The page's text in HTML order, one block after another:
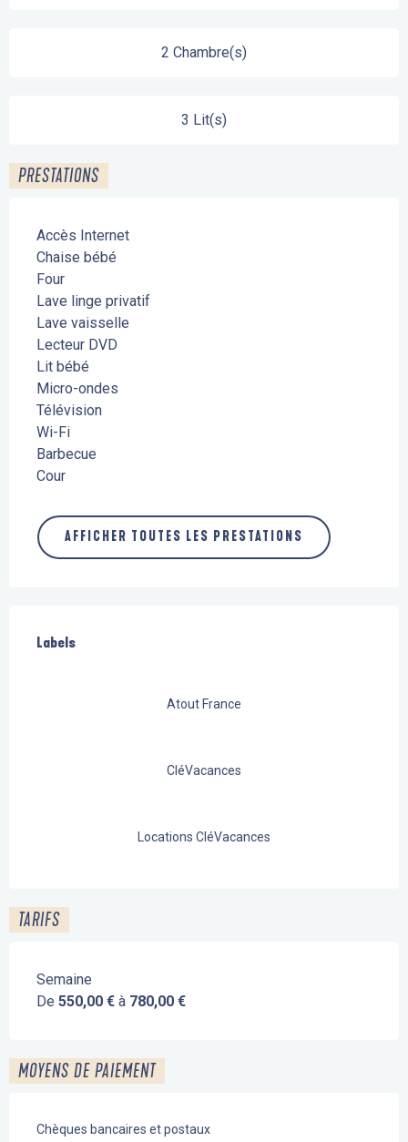
2 Chambre(s)
3 Lit(s)
PRESTATIONS
Accès Internet
Chaise bébé
Four
Lave linge privatif
Lave vaisselle
Lecteur DVD
Lit bébé
Micro-ondes
Télévision
Wi-Fi
Barbecue
Cour
AFFICHER TOUTES LES PRESTATIONS
Labels
Labels
Atout France
CléVacances
Locations CléVacances
TARIFS
Semaine
De 550,00 € à 780,00 €
MOYENS DE PAIEMENT
Chèques bancaires et postaux